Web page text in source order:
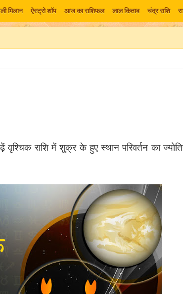
मिलान ऐस्ट्रो शॉप आज का राशिफल लाल किताब चंद्र राशि
राशि में शुक्र के हुए स्थान परिवर्तन का